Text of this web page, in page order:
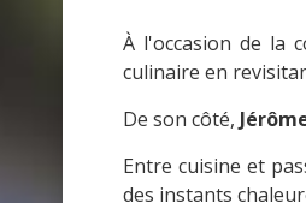
À l'occasion de la
culinaire en
De son côté,
Entre cuisine et
des instants